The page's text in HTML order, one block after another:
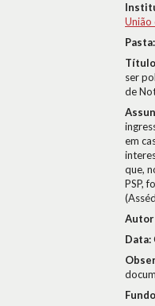
União
Pasta:
ser
de
em
que,
PSP,
Data: